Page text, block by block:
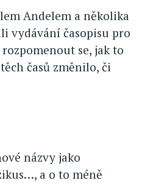
Andelem a několika
vydávání časopisu pro
se, jak to
časů změnilo, či
názvy jako
a o to méně